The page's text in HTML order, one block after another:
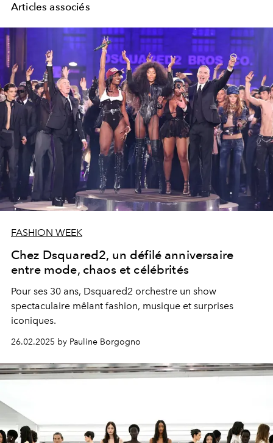
Articles associés
FASHION WEEK
Chez Dsquared2, un défilé anniversaire
entre mode, chaos et célébrités
Pour ses 30 ans, Dsquared2 orchestre un show
spectaculaire mêlant fashion, musique et surprises
iconiques.
26.02.2025 by Pauline Borgogno